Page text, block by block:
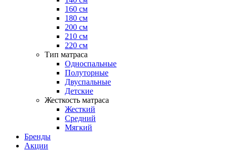
160 см
180 см
200 см
210 см
220 см
Тип матраса
Односпальные
Полуторные
Двуспальные
Детские
Жесткость матраса
Жесткий
Средний
Мягкий
Бренды
Акции